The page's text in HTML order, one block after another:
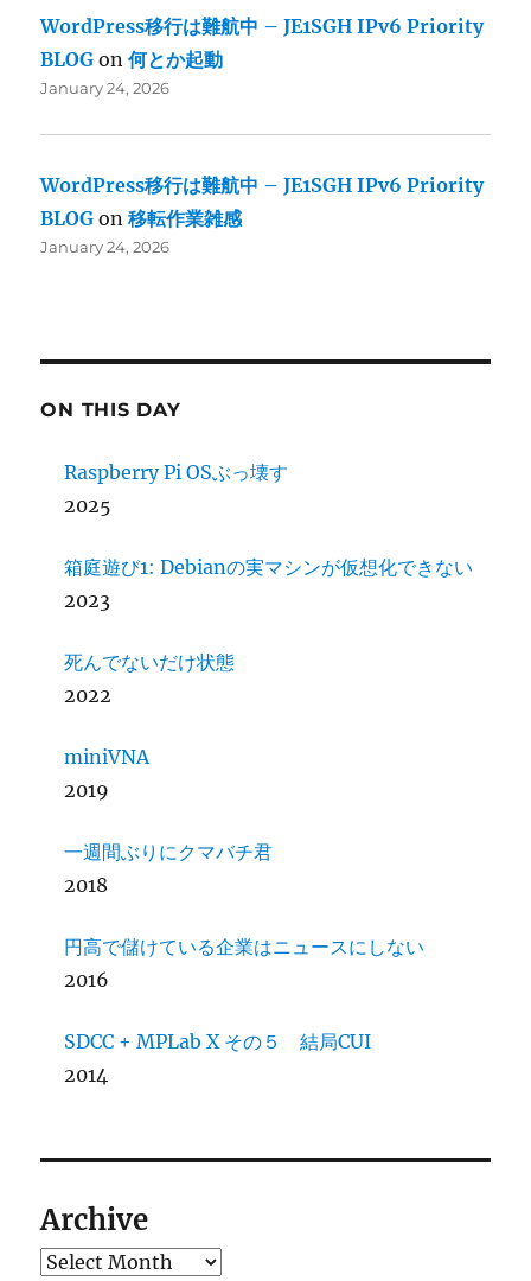
WordPress移行は難航中 – JE1SGH IPv6 Priority
BLOG on何とか起動
January 24, 2026
WordPress移行は難航中 – JE1SGH IPv6 Priority
BLOG on移転作業雑感
January 24, 2026
ON THIS DAY
Raspberry Pi OSぶっ壊す
2025
箱庭遊び1: Debianの実マシンが仮想化できない
2023
死んでないだけ状態
2022
miniVNA
2019
一週間ぶりにクマバチ君
2018
円高で儲けている企業はニュースにしない
2016
SDCC + MPLab X その５ 結局CUI
2014
Archive
Archives